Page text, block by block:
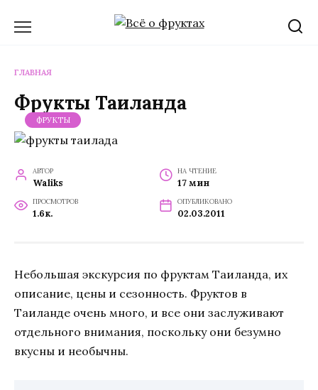
ГЛАВНАЯ
Фрукты Таиланда
ФРУКТЫ
АВТОР
Waliks
НА ЧТЕНИЕ
17 мин
ПРОСМОТРОВ
1.6к.
ОПУБЛИКОВАНО
02.03.2011
Небольшая экскурсия по фруктам Таиланда, их
описание, цены и сезонность. Фруктов в
Таиланде очень много, и все они заслуживают
отдельного внимания, поскольку они безумно
вкусны и необычны.